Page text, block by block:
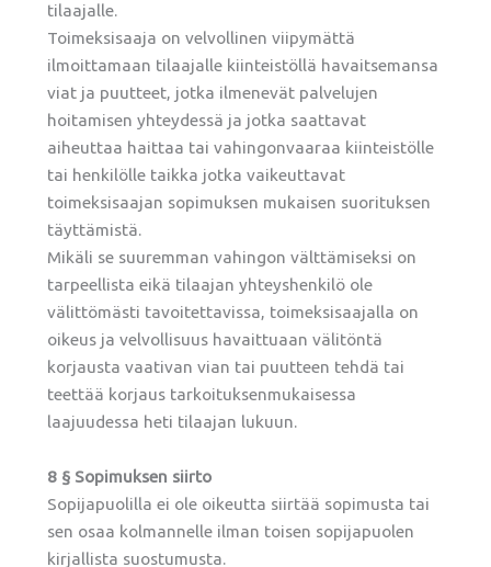
tilaajalle.
Toimeksisaaja on velvollinen viipymättä
ilmoittamaan tilaajalle kiinteistöllä havaitsemansa
viat ja puutteet, jotka ilmenevät palvelujen
hoitamisen yhteydessä ja jotka saattavat
aiheuttaa haittaa tai vahingonvaaraa kiinteistölle
tai henkilölle taikka jotka vaikeuttavat
toimeksisaajan sopimuksen mukaisen suorituksen
täyttämistä.
Mikäli se suuremman vahingon välttämiseksi on
tarpeellista eikä tilaajan yhteyshenkilö ole
välittömästi tavoitettavissa, toimeksisaajalla on
oikeus ja velvollisuus havaittuaan välitöntä
korjausta vaativan vian tai puutteen tehdä tai
teettää korjaus tarkoituksenmukaisessa
laajuudessa heti tilaajan lukuun.
8 § Sopimuksen siirto
Sopijapuolilla ei ole oikeutta siirtää sopimusta tai
sen osaa kolmannelle ilman toisen sopijapuolen
kirjallista suostumusta.